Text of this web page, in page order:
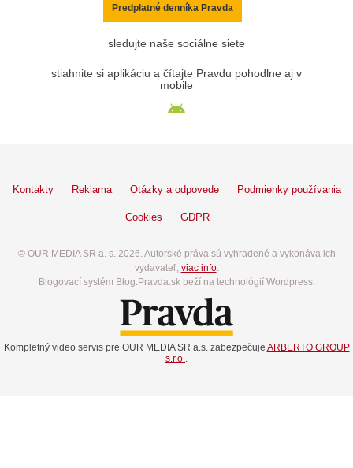
Predplatné denníka Pravda
sledujte naše sociálne siete
stiahnite si aplikáciu a čítajte Pravdu pohodlne aj v
mobile
Kontakty Reklama Otázky a odpovede Podmienky používania
Cookies GDPR
© OUR MEDIA SR a. s. 2026. Autorské práva sú vyhradené a vykonáva ich
vydavateľ, viac info.
Blogovací systém Blog.Pravda.sk beží na technológií Wordpress.
Kompletný video servis pre OUR MEDIA SR a.s. zabezpečuje ARBERTO GROUP
s.r.o.